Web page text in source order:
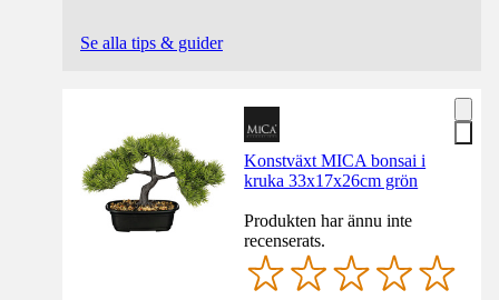
Se alla tips & guider
Konstväxt MICA bonsai i
kruka 33x17x26cm grön
Produkten har ännu inte
recenserats.